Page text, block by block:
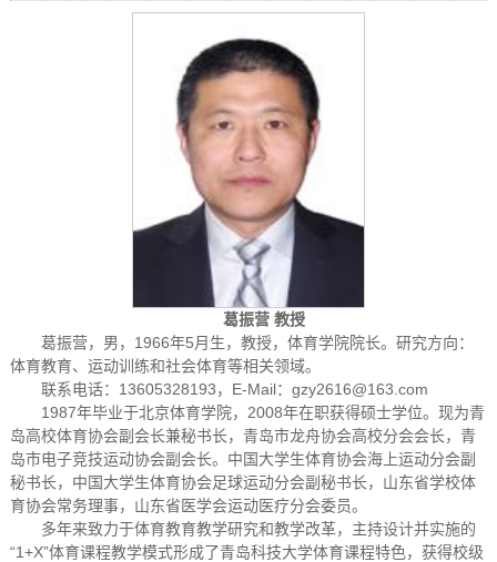
葛振营 教授
葛振营，男，1966年5月生，教授，体育学院院长。研究方向：
体育教育、运动训练和社会体育等相关领域。
联系电话：13605328193，E-Mail：gzy2616@163.com
1987年毕业于北京体育学院，2008年在职获得硕士学位。现为青
岛高校体育协会副会长兼秘书长，青岛市龙舟协会高校分会会长，青
岛市电子竞技运动协会副会长。中国大学生体育协会海上运动分会副
秘书长，中国大学生体育协会足球运动分会副秘书长，山东省学校体
育协会常务理事，山东省医学会运动医疗分会委员。
多年来致力于体育教育教学研究和教学改革，主持设计并实施的
“1+X”体育课程教学模式形成了青岛科技大学体育课程特色，获得校级